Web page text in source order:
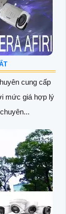
cung cấp
mức giá hợp lý